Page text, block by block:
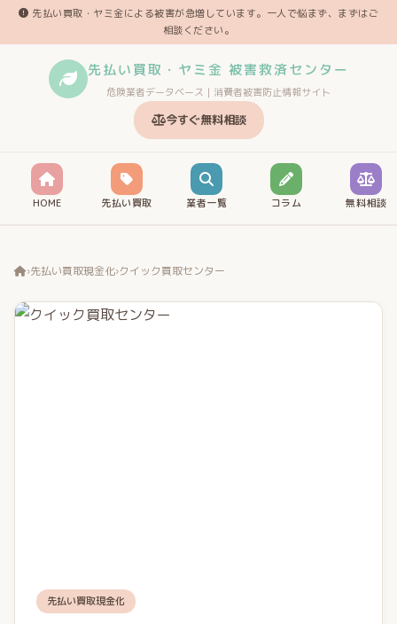
先払い買取・ヤミ金による被害が急増しています。一人で悩まず、まずはご
相談ください。
先払い買取・ヤミ金 被害救済センター
危険業者データベース｜消費者被害防止情報サイト
今すぐ無料相談
HOME 先払い買取 業者一覧 コラム 無料相談
›先払い買取現金化›クイック買取センター
先払い買取現金化